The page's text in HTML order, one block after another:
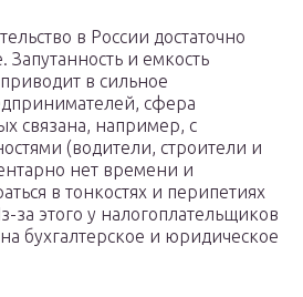
в России достаточно
и емкость
в сильное
сфера
связана, например, с
(водители, строители и
нет времени и
в тонкостях и перипетиях
за этого у налогоплательщиков
бухгалтерское и юридическое